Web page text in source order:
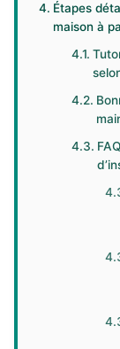
Étapes
maison à